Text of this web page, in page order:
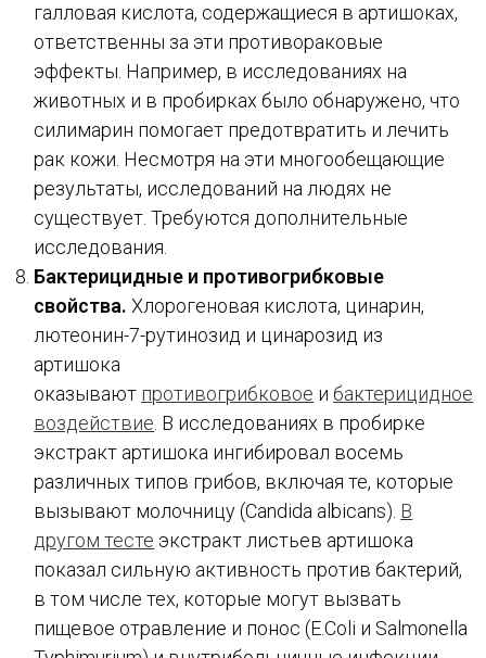
галловая кислота, содержащиеся в артишоках,
ответственны за эти противораковые
эффекты. Например, в исследованиях на
животных и в пробирках было обнаружено, что
силимарин помогает предотвратить и лечить
рак кожи. Несмотря на эти многообещающие
результаты, исследований на людях не
существует. Требуются дополнительные
исследования.
Бактерицидные и противогрибковые
свойства. Хлорогеновая кислота, цинарин,
лютеонин-7-рутинозид и цинарозид из
артишока
оказывают противогрибковое ибактерицидное
воздействие . В исследованиях в пробирке
экстракт артишока ингибировал восемь
различных типов грибов, включая те, которые
вызывают молочницу (Candida albicans). В
другом тесте экстракт листьев артишока
показал сильную активность против бактерий,
в том числе тех, которые могут вызвать
пищевое отравление и понос (E.Coli и Salmonella